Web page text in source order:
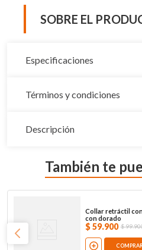
SOBRE EL
Especificaciones
Términos y condiciones
Descripción
También te
Collar retráctil
con dorado
$ 59.900 $99.